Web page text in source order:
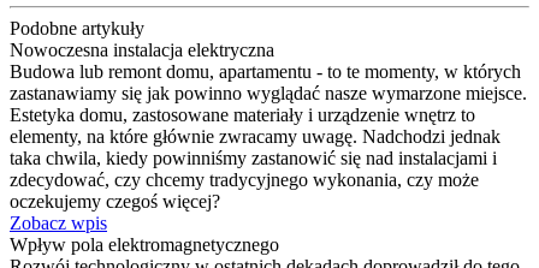
Podobne artykuły
Nowoczesna instalacja elektryczna
Budowa lub remont domu, apartamentu - to te momenty, w których
zastanawiamy się jak powinno wyglądać nasze wymarzone miejsce.
Estetyka domu, zastosowane materiały i urządzenie wnętrz to
elementy, na które głównie zwracamy uwagę. Nadchodzi jednak
taka chwila, kiedy powinniśmy zastanowić się nad instalacjami i
zdecydować, czy chcemy tradycyjnego wykonania, czy może
oczekujemy czegoś więcej?
Zobacz wpis
Wpływ pola elektromagnetycznego